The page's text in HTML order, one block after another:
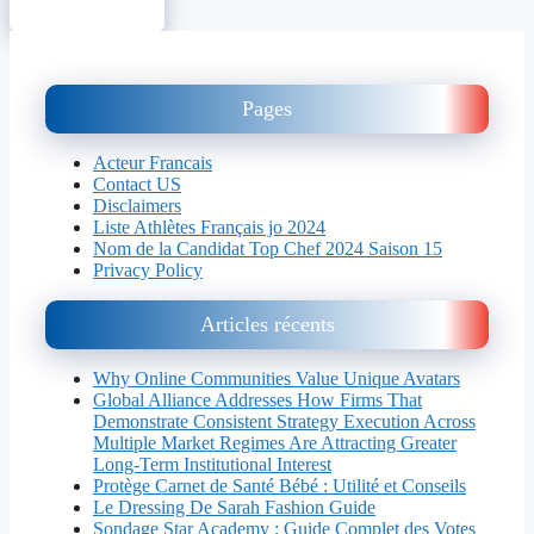
Pages
Acteur Francais
Contact US
Disclaimers
Liste Athlètes Français jo 2024
Nom de la Candidat Top Chef 2024 Saison 15
Privacy Policy
Articles récents
Why Online Communities Value Unique Avatars
Global Alliance Addresses How Firms That
Demonstrate Consistent Strategy Execution Across
Multiple Market Regimes Are Attracting Greater
Long-Term Institutional Interest
Protège Carnet de Santé Bébé : Utilité et Conseils
Le Dressing De Sarah Fashion Guide
Sondage Star Academy : Guide Complet des Votes